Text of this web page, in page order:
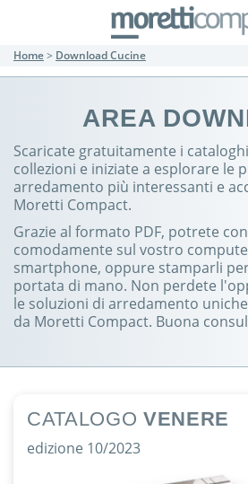
Home> Download Cucine
AREA
Scaricate gratuitamente i
collezioni e iniziate a esplorare le
arredamento più interessanti e
Moretti Compact.
Grazie al formato PDF, potrete
comodamente sul vostro
smartphone, oppure stamparli
portata di mano. Non perdete
le soluzioni di arredamento
da Moretti Compact. Buona
CATALOGO VENERE
edizione 10/2023